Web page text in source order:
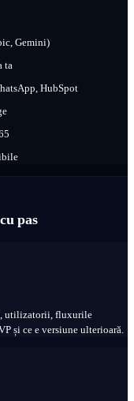
Gemini)
ta
HubSpot
pas
utilizatorii, fluxurile
și ce e versiune ulterioară.